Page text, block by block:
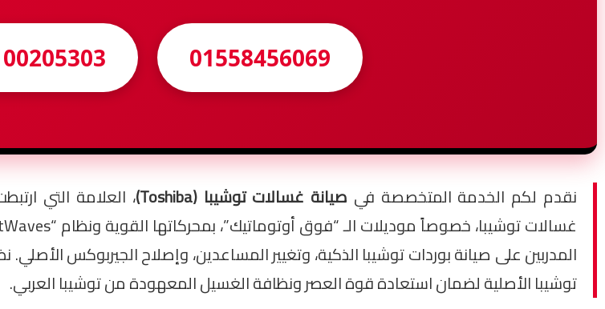
01558456069
نقدم لكم الخدمة المتخصصة في صيانة غسالات توشيبا (Toshiba)
، العلامة التي
المدربين على صيانة بوردات توشيبا الذكية، وتغيير المساعدين، وإصلاح الجيربوكس
توشيبا الأصلية لضمان استعادة قوة العصر ونظافة الغسيل المعهودة من توشيبا العربي.